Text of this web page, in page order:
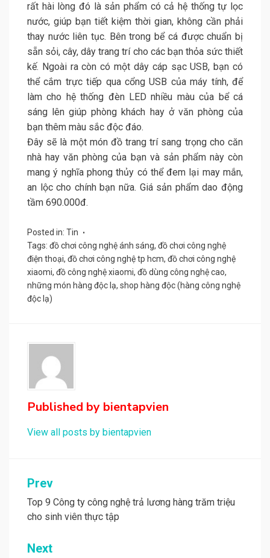
rất hài lòng đó là sản phẩm có cả hệ thống tự lọc
nước, giúp bạn tiết kiệm thời gian, không cần phải
thay nước liên tục. Bên trong bể cá được chuẩn bị
sẵn sỏi, cây, dây trang trí cho các bạn thỏa sức thiết
kế. Ngoài ra còn có một dây cáp sạc USB, bạn có
thể cắm trực tiếp qua cổng USB của máy tính, để
làm cho hệ thống đèn LED nhiều màu của bể cá
sáng lên giúp phòng khách hay ở văn phòng của
bạn thêm màu sắc độc đáo.
Đây sẽ là một món đồ trang trí sang trọng cho căn
nhà hay văn phòng của bạn và sản phẩm này còn
mang ý nghĩa phong thủy có thể đem lại may mắn,
an lộc cho chính bạn nữa. Giá sản phẩm dao động
tầm 690.000đ.
Posted in: Tin
Tags: đồ chơi công nghệ ánh sáng, đồ chơi công nghệ
điện thoại, đồ chơi công nghệ tp hcm, đồ chơi công nghệ
xiaomi, đồ công nghệ xiaomi, đồ dùng công nghệ cao,
những món hàng độc lạ, shop hàng độc (hàng công nghệ
độc lạ)
Published by bientapvien
View all posts by bientapvien
Điều
hướng
bài
viết
Prev
Top 9 Công ty công nghệ trả lương hàng trăm triệu
cho sinh viên thực tập
Next